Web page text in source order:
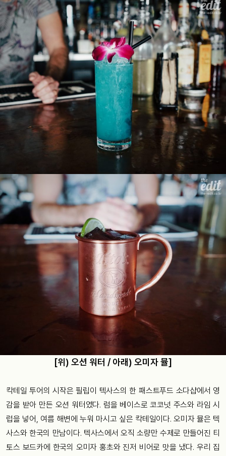
[위) 오션 워터 / 아래) 오미자 뮬]
칵테일 투어의 시작은 필립이 텍사스의 한 패스트푸드 소다샵에서 영
감을 받아 만든 오션 워터였다. 럼을 베이스로 코코넛 주스와 라임 시
럽을 넣어, 여름 해변에 누워 마시고 싶은 칵테일이다. 오미자 뮬은 텍
사스와 한국의 만남이다. 텍사스에서 오직 소량만 수제로 만들어진 티
토스 보드카에 한국의 오미자 홍초와 진저 비어로 맛을 냈다. 우리 집